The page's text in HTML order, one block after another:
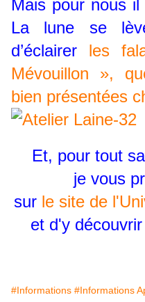
Mais pour nous
La lune se
d’éclairer les
Mévouillon »,
bien présentées
Et, pour tout
je vous
sur le site de
et d'y
#Informations #Informations